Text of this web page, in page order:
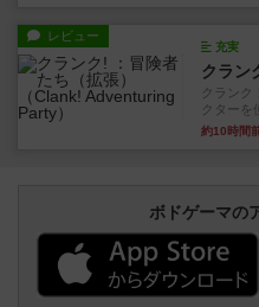
レビュー
充実
クラン
クラン
クターを
約10時間
ボドゲーマの